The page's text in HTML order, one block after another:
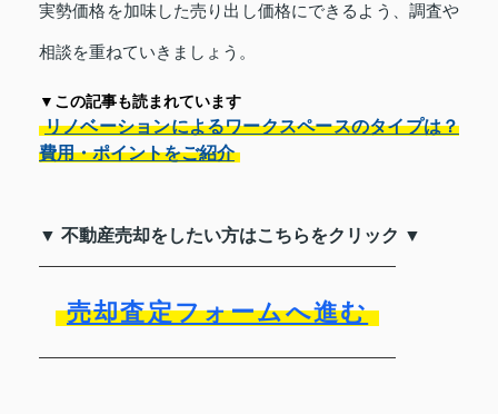
実勢価格を加味した売り出し価格にできるよう、調査や
相談を重ねていきましょう。
▼この記事も読まれています
リノベーションによるワークスペースのタイプは？
費用・ポイントをご紹介
▼ 不動産売却をしたい方はこちらをクリック ▼
売却査定フォームへ進む